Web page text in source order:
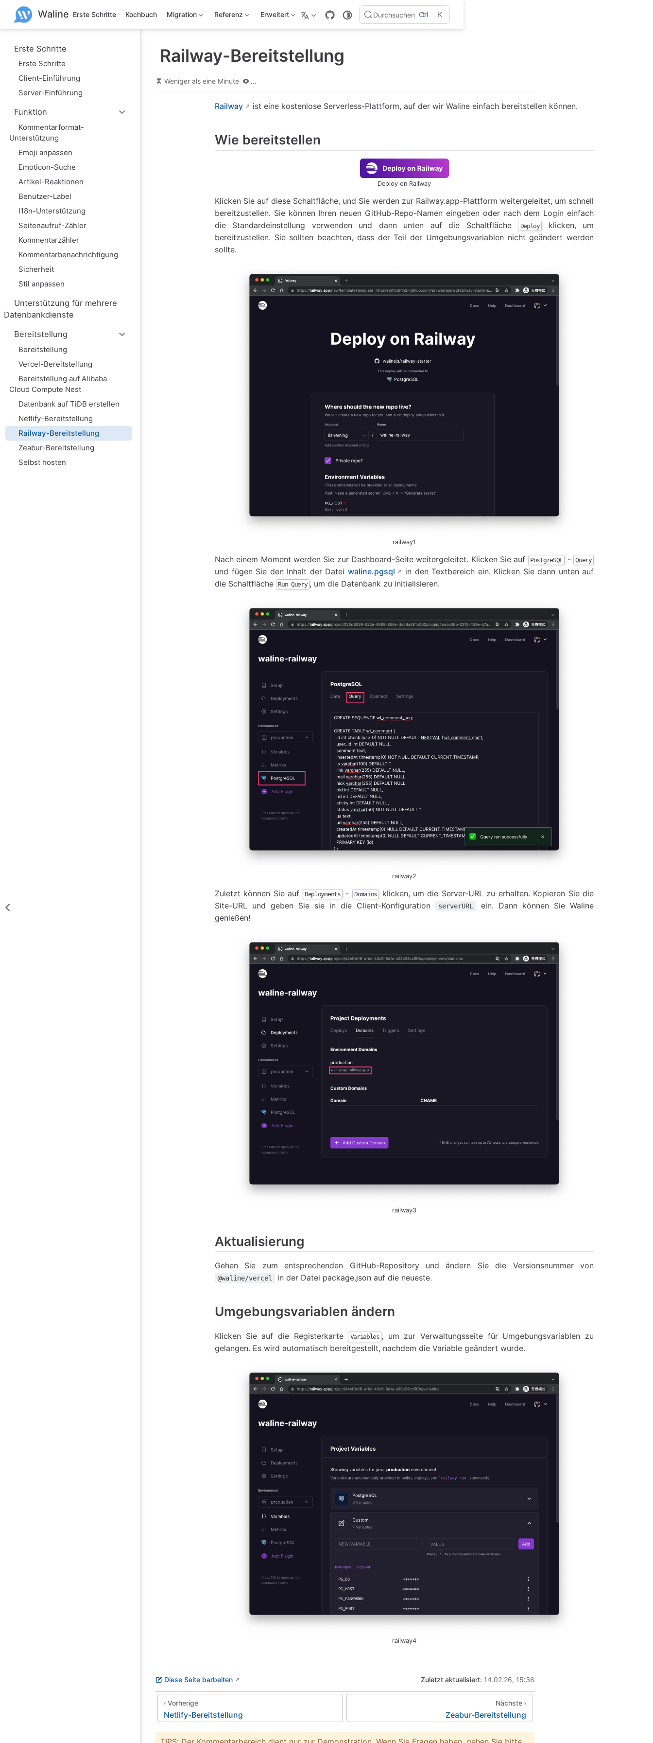
H
Waline Erste Schritte Kochbuch Migration Referenz Erweitert Durchsuchen Ctrl K
Erste Schritte
Erste Schritte
Client-Einführung
Server-Einführung
Funktion
Kommentarformat-
Unterstützung
Emoji anpassen
Emoticon-Suche
Artikel-Reaktionen
Benutzer-Label
I18n-Unterstützung
Seitenaufruf-Zähler
Kommentarzähler
Kommentarbenachrichtigung
Sicherheit
Stil anpassen
Unterstützung für mehrere
Datenbankdienste
Bereitstellung
Bereitstellung
Vercel-Bereitstellung
Bereitstellung auf Alibaba
Cloud Compute Nest
Datenbank auf TiDB erstellen
Netlify-Bereitstellung
Railway-Bereitstellung
Zeabur-Bereitstellung
Selbst hosten
Railway-Bereitstellung
Weniger als eine Minute ...
Railway ist eine kostenlose Serverless-Plattform, auf der wir Waline einfach bereitstellen können.
Wie bereitstellen
Deploy on Railway
Klicken Sie auf diese Schaltfläche, und Sie werden zur Railway.app-Plattform weitergeleitet, um schnell
bereitzustellen. Sie können Ihren neuen GitHub-Repo-Namen eingeben oder nach dem Login einfach
die Standardeinstellung verwenden und dann unten auf die Schaltfläche Deploy
klicken, um
bereitzustellen. Sie sollten beachten, dass der Teil der Umgebungsvariablen nicht geändert werden
sollte.
railway1
Nach einem Moment werden Sie zur Dashboard-Seite weitergeleitet. Klicken Sie auf PostgreSQL - Query
und fügen Sie den Inhalt der Datei waline.pgsql
in den Textbereich ein. Klicken Sie dann unten auf
die Schaltfläche
Run Query , um die Datenbank zu initialisieren.
railway2
Zuletzt können Sie auf Deployments - Domains
klicken, um die Server-URL zu erhalten. Kopieren Sie die
Site-URL und geben Sie sie in die Client-Konfiguration
serverURL
ein. Dann können Sie Waline
genießen!
railway3
Aktualisierung
Gehen Sie zum entsprechenden GitHub-Repository und ändern Sie die Versionsnummer von
@waline/vercel in der Datei package.json auf die neueste.
Umgebungsvariablen ändern
Klicken Sie auf die Registerkarte Variables , um zur Verwaltungsseite für Umgebungsvariablen zu
gelangen. Es wird automatisch bereitgestellt, nachdem die Variable geändert wurde.
railway4
Diese Seite barbeiten Zuletzt aktualisiert: 14.02.26, 15:36
Vorherige
Netlify-Bereitstellung
Nächste
Zeabur-Bereitstellung